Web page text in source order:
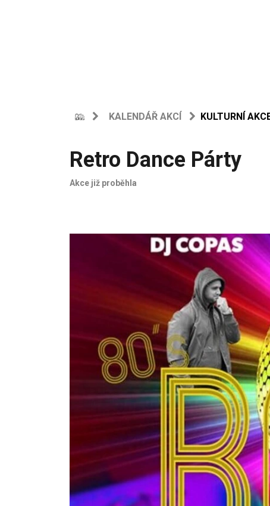
KALENDÁŘ AKCÍ KULTURNÍ
Retro Dance Párty
Akce již proběhla